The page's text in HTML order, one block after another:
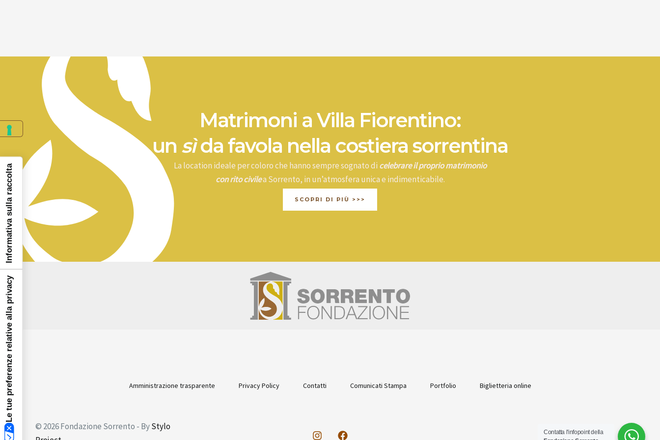
Matrimoni a Villa Fiorentino:
un sìda favola nella costiera sorrentina
La location ideale per coloro che hanno sempre sognato di celebrare il proprio matrimonio
con rito civilea Sorrento, in un’atmosfera unica e indimenticabile.
SCOPRI DI PIÙ >>>
Amministrazione trasparente Privacy Policy Contatti Comunicati Stampa Portfolio Biglietteria online
© 2026 Fondazione Sorrento - ByStylo
Contatta l'infopoint della
Le tue preferenze relative alla privacy
Informativa sulla raccolta